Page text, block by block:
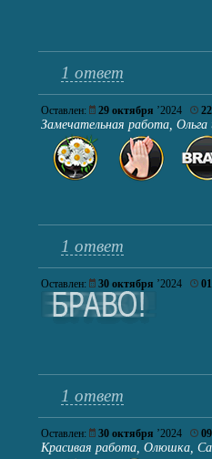
1 ответ
Оставлен: 29 октября ’2024
Замечательная работа, Ольга
1 ответ
Оставлен: 30 октября ’2024
1 ответ
Оставлен: 30 октября ’2024
Красивая работа, Олюшка,